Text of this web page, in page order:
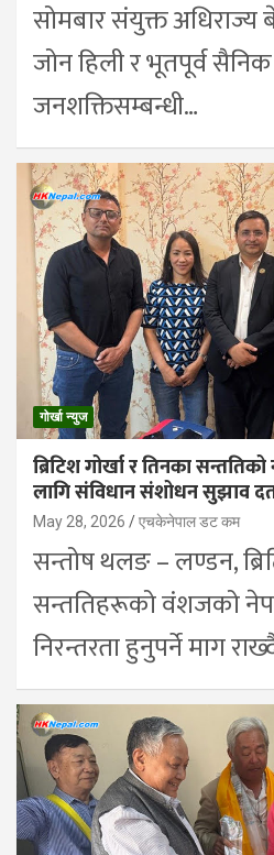
सोमबार संयुक्त अधिराज्य
जोन हिली र भूतपूर्व
जनशक्तिसम्बन्धी…
गोर्खा न्युज
ब्रिटिश गोर्खा र तिनका
लागि संविधान संशोधन सुझाव
May 28, 2026 एचकेनेपाल डट कम
सन्तोष थलङ – लण्डन,
सन्ततिहरूको वंशजको
निरन्तरता हुनुपर्ने माग